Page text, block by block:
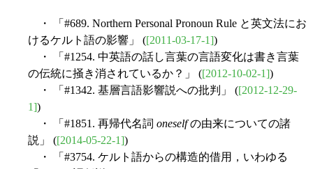
・ 「#689. Northern Personal Pronoun Rule と英文法にお
けるケルト語の影響」 ([2011-03-17-1])
・ 「#1254. 中英語の話し言葉の言語変化は書き言葉
の伝統に掻き消されているか？」 ([2012-10-02-1])
・ 「#1342. 基層言語影響説への批判」 ([2012-12-29-
1])
・ 「#1851. 再帰代名詞 oneselfの由来についての諸
説」 ([2014-05-22-1])
・ 「#3754. ケルト語からの構造的借用，いわゆる